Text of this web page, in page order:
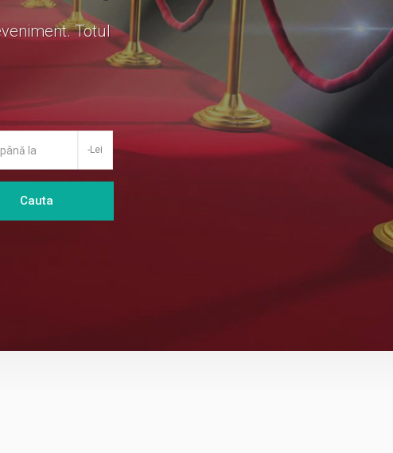
Totul
-Lei
Cauta